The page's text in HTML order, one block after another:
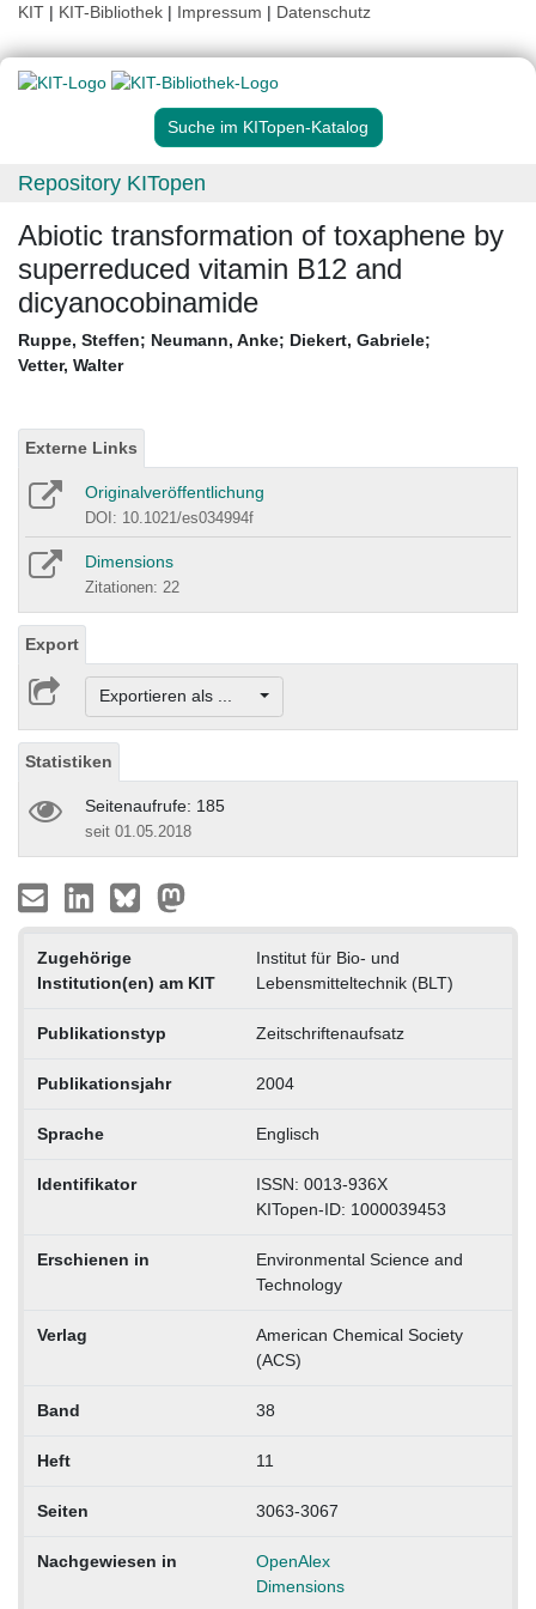
KIT | KIT-Bibliothek | Impressum | Datenschutz
Suche im KITopen-Katalog
Repository KITopen
Abiotic transformation of toxaphene by
superreduced vitamin B12 and
dicyanocobinamide
Ruppe, Steffen; Neumann, Anke; Diekert, Gabriele;
Vetter, Walter
Externe Links
Originalveröffentlichung
DOI: 10.1021/es034994f
Dimensions
Zitationen: 22
Export
Exportieren als ...
Statistiken
Seitenaufrufe: 185
seit 01.05.2018
Zugehörige
Institution(en) am KIT
Institut für Bio- und
Lebensmitteltechnik (BLT)
Publikationstyp Zeitschriftenaufsatz
Publikationsjahr 2004
Sprache Englisch
Identifikator
ISSN: 0013-936X
KITopen-ID: 1000039453
Erschienen in
Environmental Science and
Technology
Verlag
American Chemical Society
(ACS)
Band 38
Heft 11
Seiten 3063-3067
Nachgewiesen in
OpenAlex
Dimensions